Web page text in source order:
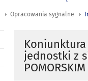
Opracowania sygnalne
jednostki z